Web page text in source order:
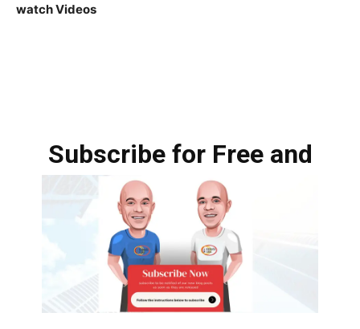
watch Videos
Subscribe for Free and